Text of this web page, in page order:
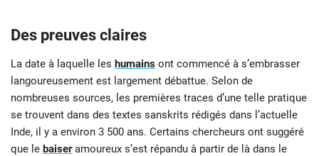
Des preuves claires
La date à laquelle les humains ont commencé à s’embrasser
langoureusement est largement débattue. Selon de
nombreuses sources, les premières traces d’une telle pratique
se trouvent dans des textes sanskrits rédigés dans l’actuelle
Inde, il y a environ 3 500 ans. Certains chercheurs ont suggéré
que le baiseramoureux s’est répandu à partir de là dans le